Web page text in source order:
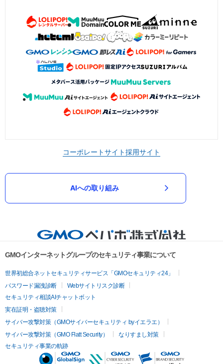
コーポレートサイト採用サイト
AIへの取り組み
GMOインターネットグループのセキュリティ事業について
世界初総合ネットセキュリティサービス「GMOセキュリティ24」
パスワード漏洩診断
Webサイトリスク診断
セキュリティ相談AIチャットボット
実在証明・盗聴対策
サイバー攻撃対策（GMOサイバーセキュリティ byイエラエ）
サイバー攻撃対策（GMO Flatt Security）
なりすまし対策
セキュリティ事業の軌跡